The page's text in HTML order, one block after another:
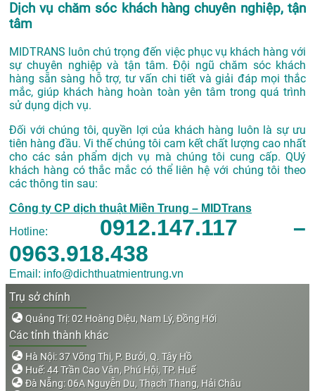
Dịch vụ chăm sóc khách hàng chuyên nghiệp, tận
tâm
MIDTRANS luôn chú trọng đến việc phục vụ khách hàng với
sự chuyên nghiệp và tận tâm. Đội ngũ chăm sóc khách
hàng sẵn sàng hỗ trợ, tư vấn chi tiết và giải đáp mọi thắc
mắc, giúp khách hàng hoàn toàn yên tâm trong quá trình
sử dụng dịch vụ.
Đối với chúng tôi, quyền lợi của khách hàng luôn là sự ưu
tiên hàng đầu. Vi thế chúng tôi cam kết chất lượng cao nhất
cho các sản phẩm dịch vụ mà chúng tôi cung cấp. QUý
khách hàng có thắc mắc có thể liên hệ với chúng tôi theo
các thông tin sau:
Công ty CP dịch thuật Miền Trung – MIDTrans
Hotline: 0912.147.117 –
0963.918.438
Email: info@dichthuatmientrung.vn
Trụ sở chính
Quảng Trị: 02 Hoàng Diệu, Nam Lý, Đồng Hới
Các tỉnh thành khác
Hà Nội: 37 Võng Thị, P. Bưởi, Q. Tây Hồ
Huế: 44 Trần Cao Vân, Phú Hội, TP. Huế
Đà Nẵng: 06A Nguyễn Du, Thạch Thang, Hải Châu